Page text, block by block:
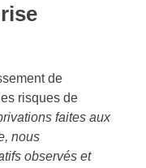
de
risques de
faites aux
nous
observés et